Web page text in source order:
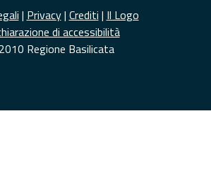
| Privacy| Crediti | Il Logo
di accessibilità
Regione Basilicata